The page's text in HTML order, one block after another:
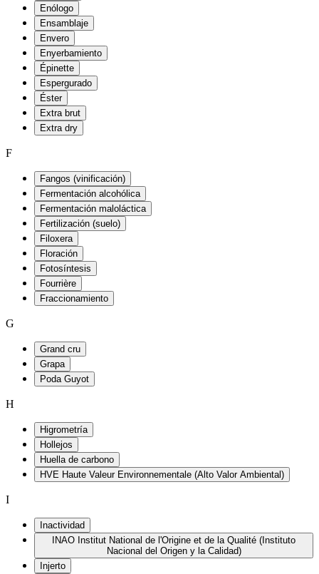
Enólogo
Ensamblaje
Envero
Enyerbamiento
Épinette
Espergurado
Éster
Extra brut
Extra dry
F
Fangos (vinificación)
Fermentación alcohólica
Fermentación maloláctica
Fertilización (suelo)
Filoxera
Floración
Fotosíntesis
Fourrière
Fraccionamiento
G
Grand cru
Grapa
Poda Guyot
H
Higrometría
Hollejos
Huella de carbono
HVE Haute Valeur Environnementale (Alto Valor Ambiental)
I
Inactividad
INAO Institut National de l'Origine et de la Qualité (Instituto
Nacional del Origen y la Calidad)
Injerto